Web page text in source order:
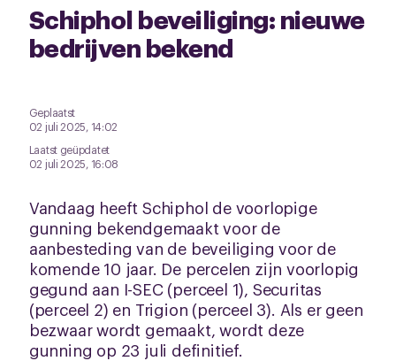
Schiphol beveiliging: nieuwe
bedrijven bekend
Geplaatst
02 juli 2025, 14:02
Laatst geüpdatet
02 juli 2025, 16:08
Vandaag heeft Schiphol de voorlopige
gunning bekendgemaakt voor de
aanbesteding van de beveiliging voor de
komende 10 jaar. De percelen zijn voorlopig
gegund aan I-SEC (perceel 1), Securitas
(perceel 2) en Trigion (perceel 3). Als er geen
bezwaar wordt gemaakt, wordt deze
gunning op 23 juli definitief.